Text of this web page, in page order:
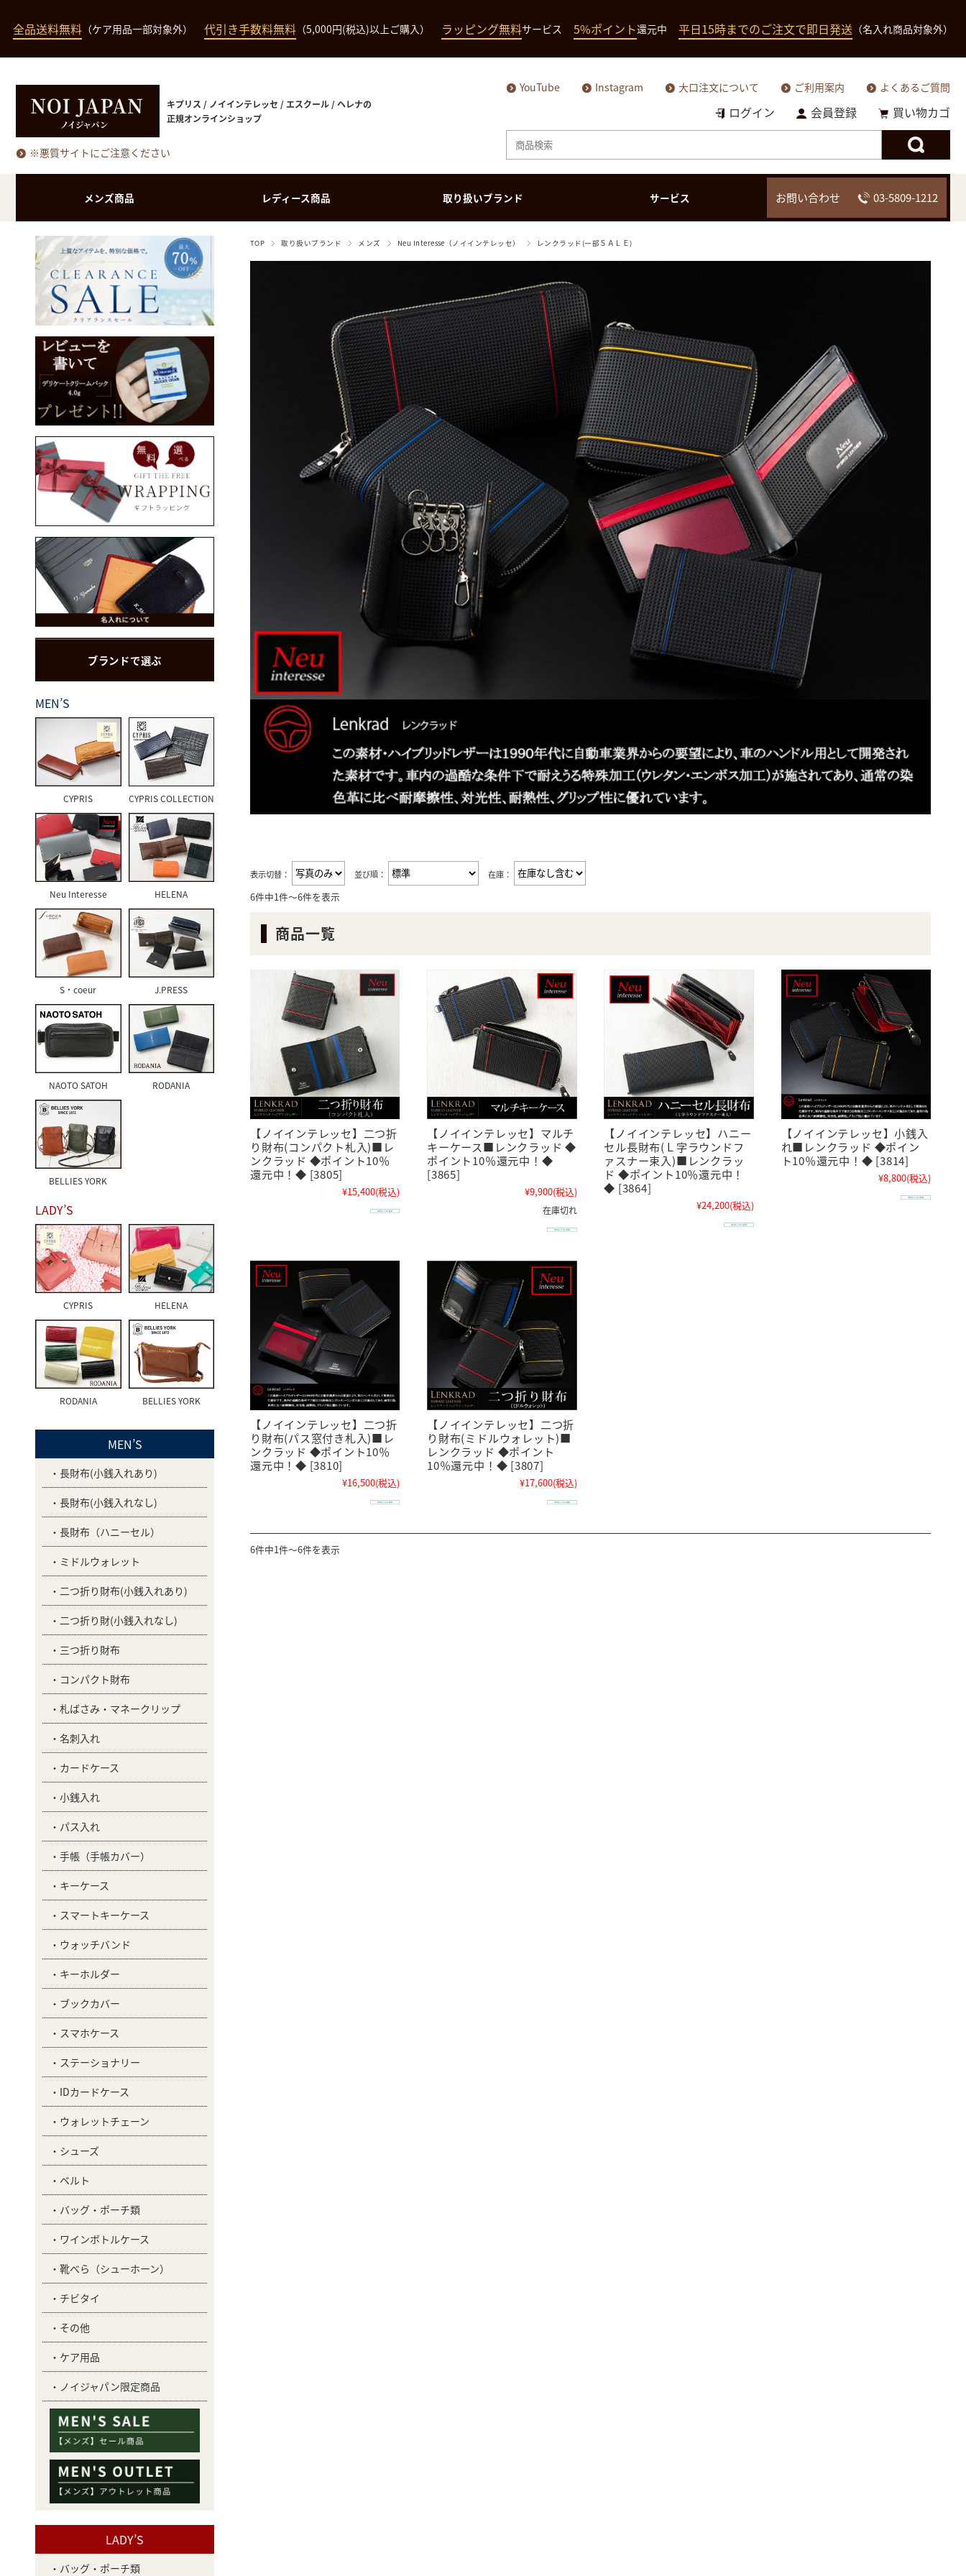
全品送料無料 （ケア用品一部対象外） 代引き手数料無料 （5,000円(税込)以上ご購入） ラッピング無料サービス 5%ポイント還元中 平日15時までのご注文で即日発送 （名入れ商品対象外）
キプリス / ノイインテレッセ / エスクール / ヘレナの
正規オンラインショップ
※悪質サイトにご注意ください
YouTube Instagram 大口注文について ご利用案内 よくあるご質問
ログイン 会員登録 買い物カゴ
メンズ商品
長財布（小銭入れあ
り）
ミドルウォレット
三つ折り財布 札ばさみ 名刺入れ
パス入れ キーケース スマートキーケース ウォッチバンド キーホルダー
ステーショナリー IDカードケース ウォレットチェーン シューズ
ベルト ワインボトルケース チビタイ
ケア用品
メンズ・アウトレッ
レディース商品
バッグ・ポーチ類 長財布 ミドルウォレット 二つ折り財布 三つ折り財布
コンパクト財布 パス入れ カードケース
ウォッチバンド その他 ケア用品
レデイース・セール
商品
レデイース・アウト
レット商品
取り扱いブランド
メンズ商品
CYPRIS CYPRIS COLLECTION Neu Interesse HELENA S・coeur J.PRESS
NAOTO SATOH RODANIA BELLIES YORK
レディース商品
CYPRIS HELENA RODANIA
サービス お問い合わせ 03-5809-1212
TOP 取り扱いブランド メンズ Neu Interesse（ノイインテレッセ） レンクラッド(一部ＳＡＬＥ)
表示切替： 並び順： 在庫：
6件中1件～6件を表示
商品一覧
【ノイインテレッセ】二つ折
り財布(コンパクト札入)■レ
ンクラッド ◆ポイント10％
還元中！◆ [3805]
¥15,400(税込)
【ノイインテレッセ】マルチ
キーケース■レンクラッド ◆
ポイント10％還元中！◆
[3865]
¥9,900(税込)
在庫切れ
【ノイインテレッセ】ハニー
セル長財布(Ｌ字ラウンドフ
ァスナー束入)■レンクラッ
ド ◆ポイント10％還元中！
◆ [3864]
¥24,200(税込)
【ノイインテレッセ】小銭入
れ■レンクラッド ◆ポイン
ト10％還元中！◆ [3814]
¥8,800(税込)
【ノイインテレッセ】二つ折
り財布(パス窓付き札入)■レ
ンクラッド ◆ポイント10％
還元中！◆ [3810]
¥16,500(税込)
【ノイインテレッセ】二つ折
り財布(ミドルウォレット)■
レンクラッド ◆ポイント
10％還元中！◆ [3807]
¥17,600(税込)
6件中1件～6件を表示
ブランドで選ぶ
MEN’S
CYPRIS CYPRIS COLLECTION
Neu Interesse HELENA
S・coeur J.PRESS
NAOTO SATOH RODANIA
BELLIES YORK
LADY’S
CYPRIS HELENA
RODANIA BELLIES YORK
MEN’S
長財布(小銭入れあり)
長財布(小銭入れなし)
長財布（ハニーセル）
ミドルウォレット
二つ折り財布(小銭入れあり)
二つ折り財(小銭入れなし)
三つ折り財布
コンパクト財布
札ばさみ・マネークリップ
名刺入れ
カードケース
小銭入れ
パス入れ
手帳（手帳カバー）
キーケース
スマートキーケース
ウォッチバンド
キーホルダー
ブックカバー
スマホケース
ステーショナリー
IDカードケース
ウォレットチェーン
シューズ
ベルト
バッグ・ポーチ類
ワインボトルケース
靴べら（シューホーン）
チビタイ
その他
ケア用品
ノイジャパン限定商品
LADY’S
バッグ・ポーチ類